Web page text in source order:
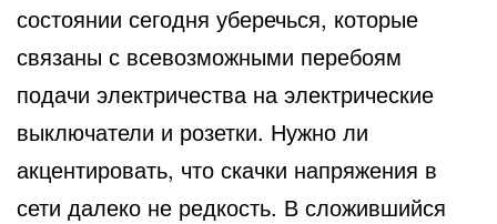
состоянии сегодня уберечься, которые
связаны с всевозможными перебоям
подачи электричества на электрические
выключатели и розетки. Нужно ли
акцентировать, что скачки напряжения в
сети далеко не редкость. В сложившийся